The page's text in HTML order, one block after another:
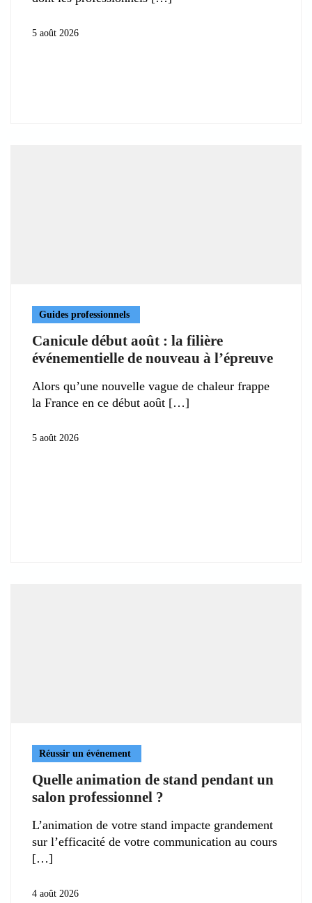
5 août 2026
Guides professionnels
Canicule début août : la filière
événementielle de nouveau à l’épreuve
Alors qu’une nouvelle vague de chaleur frappe
la France en ce début août
5 août 2026
Réussir un événement
Quelle animation de stand pendant un
salon professionnel ?
L’animation de votre stand impacte grandement
sur l’efficacité de votre communication au cours
4 août 2026